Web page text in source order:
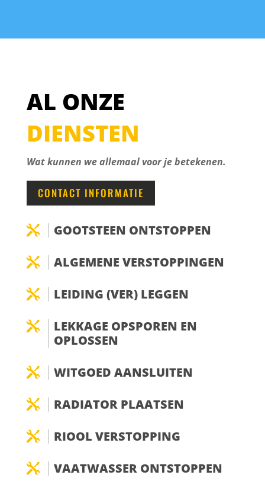
AL ONZE
DIENSTEN
Wat kunnen we allemaal voor je betekenen.
CONTACT INFORMATIE
 GOOTSTEEN ONTSTOPPEN
 ALGEMENE VERSTOPPINGEN
 LEIDING (VER) LEGGEN

LEKKAGE OPSPOREN EN
OPLOSSEN
 WITGOED AANSLUITEN
 RADIATOR PLAATSEN
 RIOOL VERSTOPPING
 VAATWASSER ONTSTOPPEN